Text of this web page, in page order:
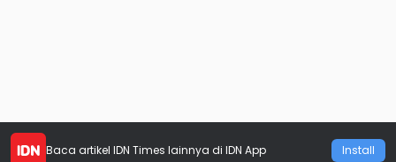
Baca artikel IDN Times lainnya di IDN App Install